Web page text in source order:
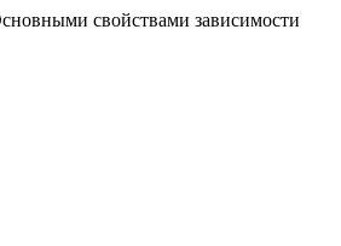
свойствами зависимости